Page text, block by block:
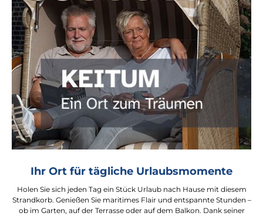
Ihr Ort für tägliche Urlaubsmomente
Holen Sie sich jeden Tag ein Stück Urlaub nach Hause mit diesem
Strandkorb. Genießen Sie maritimes Flair und entspannte Stunden –
ob im Garten, auf der Terrasse oder auf dem Balkon. Dank seiner